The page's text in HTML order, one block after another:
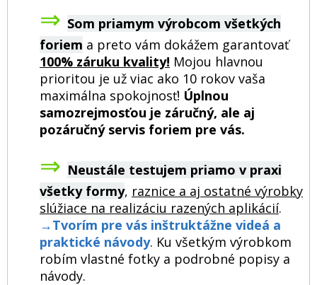
⇒ Som priamym výrobcom všetkých
foriem a preto vám dokážem garantovať
100% záruku kvality! Mojou hlavnou
prioritou je už viac ako 10 rokov vaša
maximálna spokojnosť! Úplnou
samozrejmosťou je záručný, ale aj
pozáručný servis foriem pre vás.
⇒ Neustále testujem priamo v praxi
všetky formy, raznice a aj ostatné výrobky
slúžiace na realizáciu razených aplikácií.
→Tvorím pre vás inštruktážne videá a
praktické návody. Ku všetkým výrobkom
robím vlastné fotky a podrobné popisy a
návody.